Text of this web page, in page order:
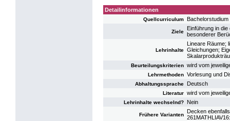
Detailinformationen
Quellcurriculum
Ziele
Einführung in
besonderer
Lehrinhalte
Lineare Räume;
Gleichungen;
Beurteilungskriterien wird vom
Lehrmethoden Vorlesung und
Abhaltungssprache Deutsch
Literatur wird vom
Lehrinhalte wechselnd? Nein
Frühere Varianten
Decken